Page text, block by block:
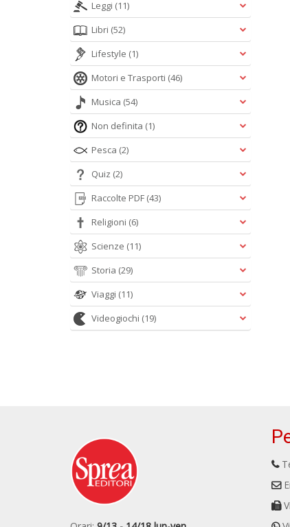
Leggi (11)
Libri (52)
Lifestyle (1)
Motori e Trasporti (46)
Musica (54)
Non definita (1)
Pesca (2)
Quiz (2)
Raccolte PDF (43)
Religioni (6)
Scienze (11)
Storia (29)
Viaggi (11)
Videogiochi (19)